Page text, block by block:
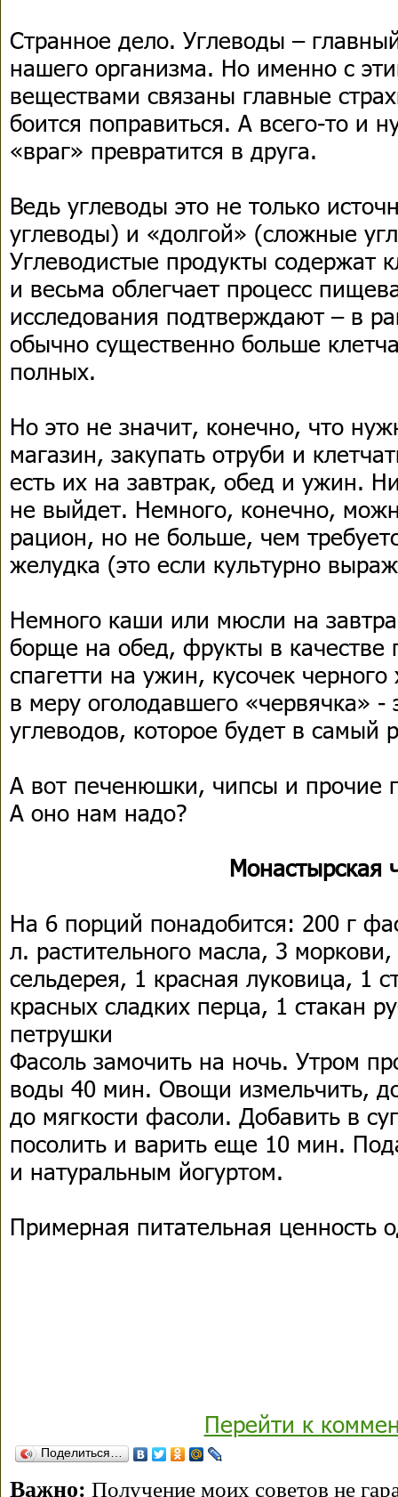
Странное дело. Углеводы –
нашего организма. Но именно с
веществами связаны главные
боится поправиться. А всего-то и
«враг» превратится в друга.
Ведь углеводы это не только
углеводы) и «долгой» (сложные
Углеводистые продукты содержат
и весьма облегчает процесс
исследования подтверждают – в
обычно существенно больше
полных.
Но это не значит, конечно, что
магазин, закупать отруби и
есть их на завтрак, обед и ужин.
не выйдет. Немного, конечно,
рацион, но не больше, чем
желудка (это если культурно
Немного каши или мюсли на
борще на обед, фрукты в качестве
спагетти на ужин, кусочек
в меру оголодавшего «червячка» -
углеводов, которое будет в самый
А вот печенюшки, чипсы и прочие
А оно нам надо?
Монастырская
На 6 порций понадобится: 200 г
л. растительного масла, 3
сельдерея, 1 красная луковица, 1
красных сладких перца, 1 стакан
петрушки
Фасоль замочить на ночь. Утром
воды 40 мин. Овощи измельчить,
до мягкости фасоли. Добавить в
посолить и варить еще 10 мин.
и натуральным йогуртом.
Примерная питательная ценность
Перейти к
Поделиться…
Важно: Получение моих советов не